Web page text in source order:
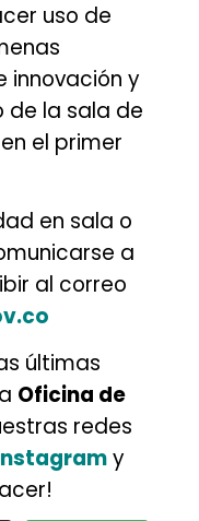
uso de
innovación y
de la sala de
el primer
en sala o
a
al correo
últimas
Oficina de
redes
y